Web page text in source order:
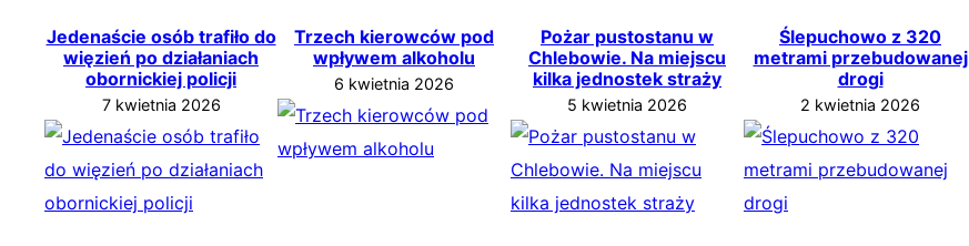
Jedenaście osób trafiło do
więzień po działaniach
obornickiej policji
7 kwietnia 2026
Trzech kierowców pod
wpływem alkoholu
6 kwietnia 2026
Pożar pustostanu w
Chlebowie. Na miejscu
kilka jednostek straży
5 kwietnia 2026
Ślepuchowo z 320
metrami przebudowanej
drogi
2 kwietnia 2026